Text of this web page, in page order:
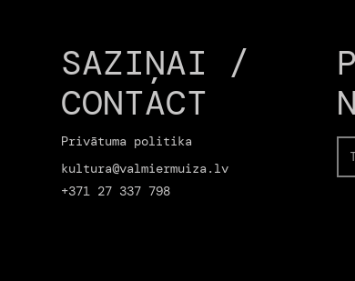
SAZIŅAI /
CONTACT
Privātuma politika
kultura@valmiermuiza.lv
+371 27 337 798